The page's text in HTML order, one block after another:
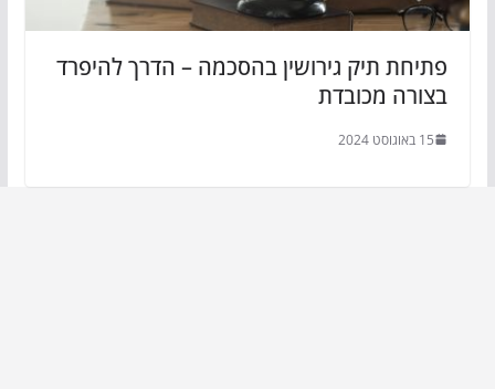
פתיחת תיק גירושין בהסכמה – הדרך להיפרד
בצורה מכובדת
15 באוגוסט 2024